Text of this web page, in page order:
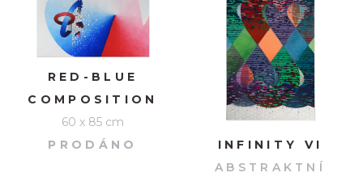
RED-BLUE
COMPOSITION
60 x 85 cm
PRODÁNO
INFINITY VI
ABSTRAKTNÍ